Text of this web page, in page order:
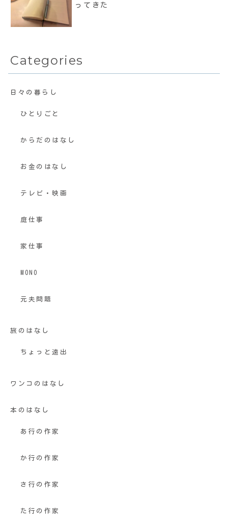
ってきた
Categories
日々の暮らし
ひとりごと
からだのはなし
お金のはなし
テレビ・映画
庭仕事
家仕事
MONO
元夫問題
旅のはなし
ちょっと遠出
ワンコのはなし
本のはなし
あ行の作家
か行の作家
さ行の作家
た行の作家